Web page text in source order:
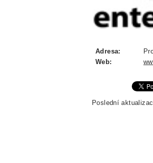
Adresa:
Web:
Poslední